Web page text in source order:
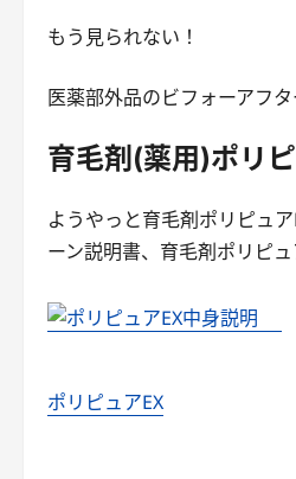
もう見られない！
医薬部外品のビフォーアフ
育毛剤(薬用)ポリ
ようやっと育毛剤ポリピュ
ーン説明書、育毛剤ポリピ
ポリピュアEX